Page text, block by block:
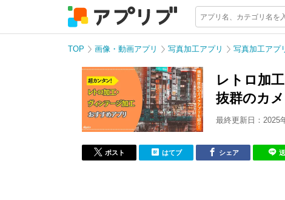
TOP 画像・動画アプリ 写真加工アプリ 写真加工アプ
レトロ加
抜群のカ
最終更新日：2025
ポスト はてブ シェア